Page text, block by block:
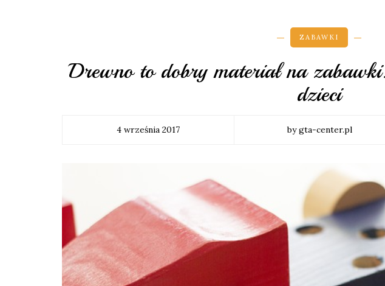
ZABAWKI
Drewno to dobry materiał na
dzieci
4 września 2017 by gta-center.pl